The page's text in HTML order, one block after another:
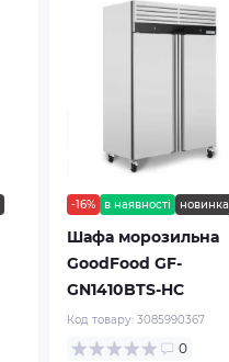
-16% в наявності новинка
Шафа морозильна
GoodFood GF-
GN1410BTS-HC
Код товару:3085990367
0